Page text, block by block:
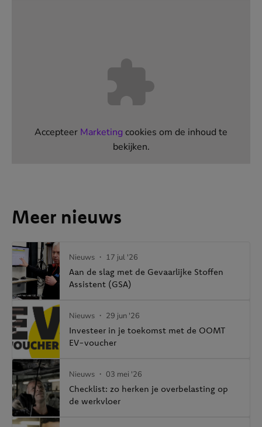
Accepteer Marketing cookies om de inhoud te
bekijken.
Meer nieuws
Nieuws ・ 17 jul '26
Aan de slag met de Gevaarlijke Stoffen
Assistent (GSA)
Nieuws ・ 29 jun '26
Investeer in je toekomst met de OOMT
EV-voucher
Nieuws ・ 03 mei '26
Checklist: zo herken je overbelasting op
de werkvloer